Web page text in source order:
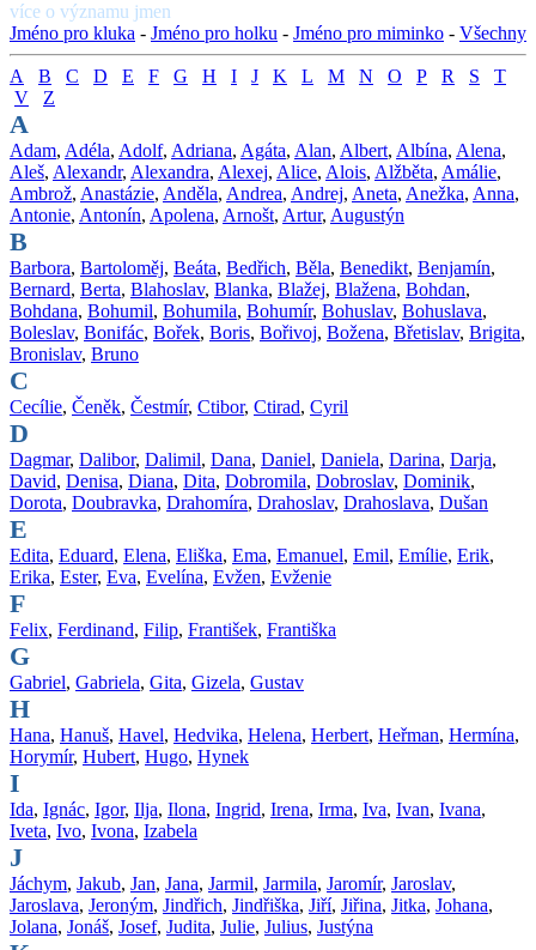
více o významu jmen
Jméno pro kluka - Jméno pro holku - Jméno pro miminko - Všechny
A B C D E F G H I J K L M N O P R S
T
V
Z
A
Adam, Adéla, Adolf, Adriana, Agáta, Alan, Albert, Albína, Alena,
Aleš, Alexandr, Alexandra, Alexej, Alice, Alois, Alžběta, Amálie,
Ambrož, Anastázie, Anděla, Andrea, Andrej, Aneta, Anežka, Anna,
Antonie, Antonín, Apolena, Arnošt, Artur, Augustýn
B
Barbora, Bartoloměj, Beáta, Bedřich, Běla, Benedikt, Benjamín,
Bernard, Berta, Blahoslav, Blanka, Blažej, Blažena, Bohdan,
Bohdana, Bohumil, Bohumila, Bohumír, Bohuslav, Bohuslava,
Boleslav, Bonifác, Bořek, Boris, Bořivoj, Božena, Břetislav, Brigita,
Bronislav, Bruno
C
Cecílie, Čeněk, Čestmír, Ctibor, Ctirad, Cyril
D
Dagmar, Dalibor, Dalimil, Dana, Daniel, Daniela, Darina, Darja,
David, Denisa, Diana, Dita, Dobromila, Dobroslav, Dominik,
Dorota, Doubravka, Drahomíra, Drahoslav, Drahoslava, Dušan
E
Edita, Eduard, Elena, Eliška, Ema, Emanuel, Emil, Emílie, Erik,
Erika, Ester, Eva, Evelína, Evžen, Evženie
F
Felix, Ferdinand, Filip, František, Františka
G
Gabriel, Gabriela, Gita, Gizela, Gustav
H
Hana, Hanuš, Havel, Hedvika, Helena, Herbert, Heřman, Hermína,
Horymír, Hubert, Hugo, Hynek
I
Ida, Ignác, Igor, Ilja, Ilona, Ingrid, Irena, Irma, Iva, Ivan, Ivana,
Iveta, Ivo, Ivona, Izabela
J
Jáchym, Jakub, Jan, Jana, Jarmil, Jarmila, Jaromír, Jaroslav,
Jaroslava, Jeroným, Jindřich, Jindřiška, Jiří, Jiřina, Jitka, Johana,
Jolana, Jonáš, Josef, Judita, Julie, Julius, Justýna